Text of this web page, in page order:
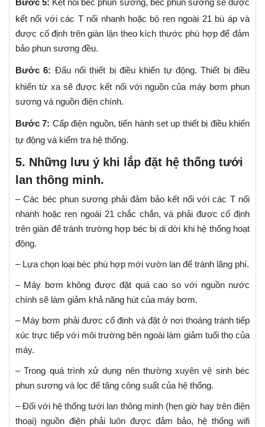
Bước 5: Kết nối béc phun sương, béc phun sương sẽ được
kết nối với các T nối nhanh hoặc bộ ren ngoài 21 bù áp và
được cố định trên giàn lận theo kích thước phù hợp để đảm
bảo phun sương đều.
Bước 6: Đấu nối thiết bị điều khiển tự động. Thiết bị điều
khiển từ xa sẽ được kết nối với nguồn của máy bơm phun
sương và nguồn điện chính.
Bước 7: Cấp điện nguồn, tiến hành set up thiết bị điều khiển
tự động và kiểm tra hệ thống.
5. Những lưu ý khi lắp đặt hệ thống tưới
lan thông minh.
– Các béc phun sương phải đảm bảo kết nối với các T nối
nhanh hoặc ren ngoài 21 chắc chắn, và phải được cố định
trên giàn để tránh trường hợp béc bị di dời khi hệ thống hoạt
động.
– Lựa chọn loại béc phù hợp mới vườn lan để tránh lãng phí.
– Máy bơm không được đặt quá cao so với nguồn nước
chính sẽ làm giảm khả năng hút của máy bơm.
– Máy bơm phải được cố định và đặt ở nơi thoáng tránh tiếp
xúc trực tiếp với môi trường bên ngoài làm giảm tuổi thọ của
máy.
– Trong quá trình xử dụng nên thường xuyên vệ sinh béc
phun sương và lọc để tăng công suất của hệ thống.
– Đối với hệ thống tưới lan thông minh (hẹn giờ hay trên điện
thoại) nguồn điện phải luôn được đảm bảo, hệ thống wifi